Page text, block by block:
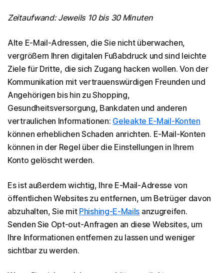
Zeitaufwand: Jeweils 10 bis 30 Minuten
Alte E-Mail-Adressen, die Sie nicht überwachen,
vergrößern Ihren digitalen Fußabdruck und sind leichte
Ziele für Dritte, die sich Zugang hacken wollen. Von der
Kommunikation mit vertrauenswürdigen Freunden und
Angehörigen bis hin zu Shopping,
Gesundheitsversorgung, Bankdaten und anderen
vertraulichen Informationen: Geleakte E-Mail-Konten
können erheblichen Schaden anrichten. E-Mail-Konten
können in der Regel über die Einstellungen in Ihrem
Konto gelöscht werden.
Es ist außerdem wichtig, Ihre E-Mail-Adresse von
öffentlichen Websites zu entfernen, um Betrüger davon
abzuhalten, Sie mit Phishing-E-Mails anzugreifen.
Senden Sie Opt-out-Anfragen an diese Websites, um
Ihre Informationen entfernen zu lassen und weniger
sichtbar zu werden.